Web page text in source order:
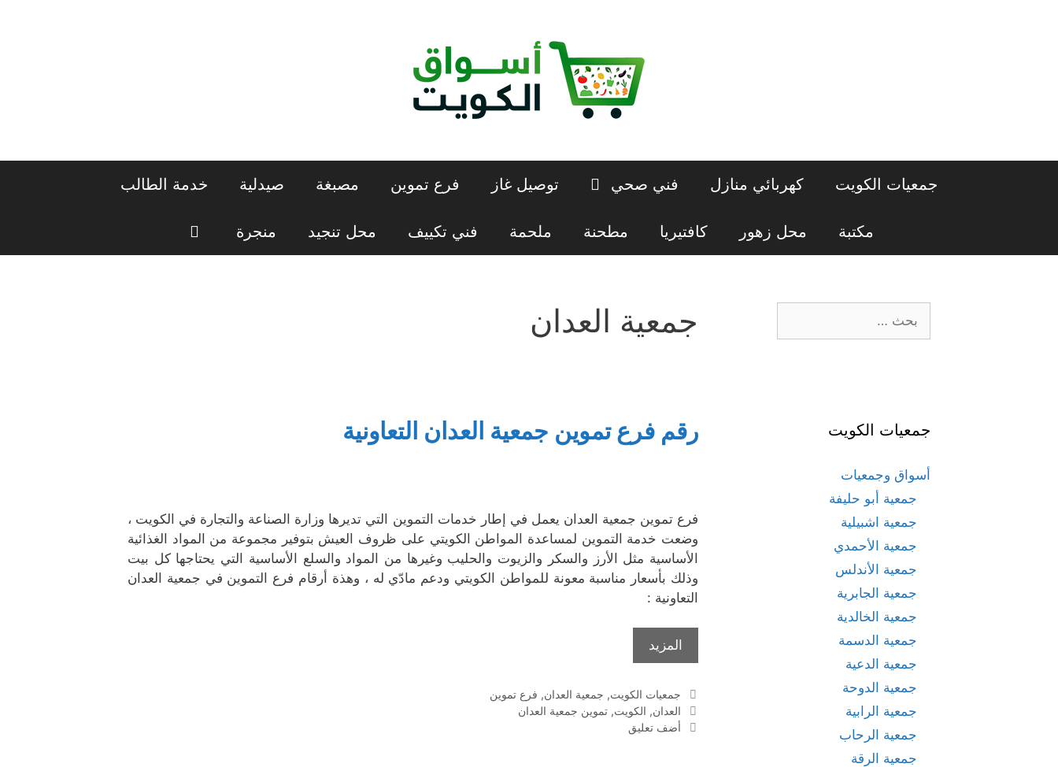
جمعيات الكويت كهربائي منازل فني صحي توصيل غاز فرع تموين مصبغة صيدلية خدمة الطالب
مكتبة محل زهور كافتيريا مطحنة ملحمة فني تكييف محل تنجيد منجرة
جمعية العدان
رقم فرع تموين جمعية العدان التعاونية
فرع تموين جمعية العدان يعمل في إطار خدمات التموين التي تديرها وزارة الصناعة والتجارة في الكويت ،
وضعت خدمة التموين لمساعدة المواطن الكويتي على ظروف العيش بتوفير مجموعة من المواد الغذائية
الأساسية مثل الأرز والسكر والزيوت والحليب وغيرها من المواد والسلع الأساسية التي يحتاجها كل بيت
وذلك بأسعار مناسبة معونة للمواطن الكويتي ودعم مادّي له ، وهذة أرقام فرع التموين في جمعية العدان
التعاونية :
المزيد
التصنيفات
جمعيات الكويت, جمعية العدان, فرع تموين
الوسوم
العدان, الكويت, تموين جمعية العدان
أضف تعليق
عن:
جمعيات الكويت
أسواق وجمعيات
جمعية أبو حليفة
جمعية اشبيلية
جمعية الأحمدي
جمعية الأندلس
جمعية الجابرية
جمعية الخالدية
جمعية الدسمة
جمعية الدعية
جمعية الدوحة
جمعية الرابية
جمعية الرحاب
جمعية الرقة